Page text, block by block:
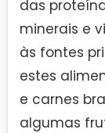
das
minerais e
às fontes
estes
e carnes
algumas